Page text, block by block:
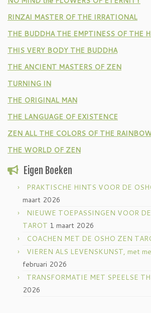
RINZAI MASTER OF THE IRRATIONAL
THE BUDDHA THE EMPTINESS OF THE
THIS VERY BODY THE BUDDHA
THE ANCIENT MASTERS OF ZEN
TURNING IN
THE ORIGINAL MAN
THE LANGUAGE OF EXISTENCE
ZEN ALL THE COLORS OF THE
THE WORLD OF ZEN
Eigen Boeken
PRAKTISCHE HINTS VOOR DE
maart 2026
NIEUWE TOEPASSINGEN VOOR
TAROT 1 maart 2026
COACHEN MET DE OSHO ZEN
VIEREN ALS LEVENSKUNST, met
februari 2026
TRANSFORMATIE MET SPEELSE
2026